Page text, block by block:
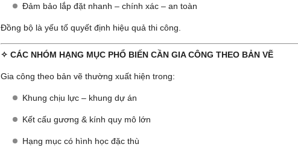
Đảm bảo lắp đặt nhanh – chính xác – an toàn
Đồng bộ là yếu tố quyết định hiệu quả thi công.
✧ CÁC NHÓM HẠNG MỤC PHỔ BIẾN CẦN GIA CÔNG THEO BẢN VẼ
Gia công theo bản vẽ thường xuất hiện trong:
Khung chịu lực – khung dự án
Kết cấu gương & kính quy mô lớn
Hạng mục có hình học đặc thù